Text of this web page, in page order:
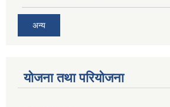
अन्य
योजना तथा परियोजना